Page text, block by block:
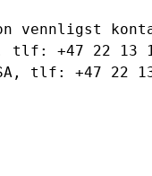
vennligst
tlf: +47 22
tlf: +47 22